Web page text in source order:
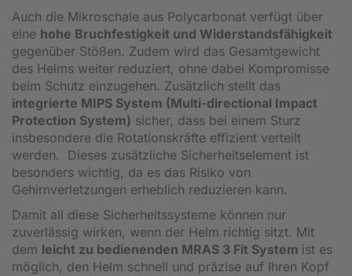
Auch die Mikroschale aus Polycarbonat verfügt über
eine hohe Bruchfestigkeit und Widerstandsfähigkeit
gegenüber Stößen. Zudem wird das Gesamtgewicht
des Helms weiter reduziert, ohne dabei Kompromisse
beim Schutz einzugehen. Zusätzlich stellt das
integrierte MIPS System (Multi-directional Impact
Protection System) sicher, dass bei einem Sturz
insbesondere die Rotationskräfte effizient verteilt
werden. Dieses zusätzliche Sicherheitselement ist
besonders wichtig, da es das Risiko von
Gehirnverletzungen erheblich reduzieren kann.
Damit all diese Sicherheitssysteme können nur
zuverlässig wirken, wenn der Helm richtig sitzt. Mit
dem leicht zu bedienenden MRAS 3 Fit System ist es
möglich, den Helm schnell und präzise auf Ihren Kopf